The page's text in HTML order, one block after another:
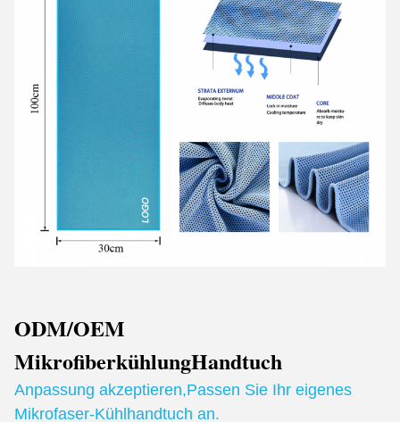
ODM/OEM
MikrofiberkühlungHandtuch
Anpassung akzeptieren,Passen Sie Ihr eigenes
Mikrofaser-Kühlhandtuch an.